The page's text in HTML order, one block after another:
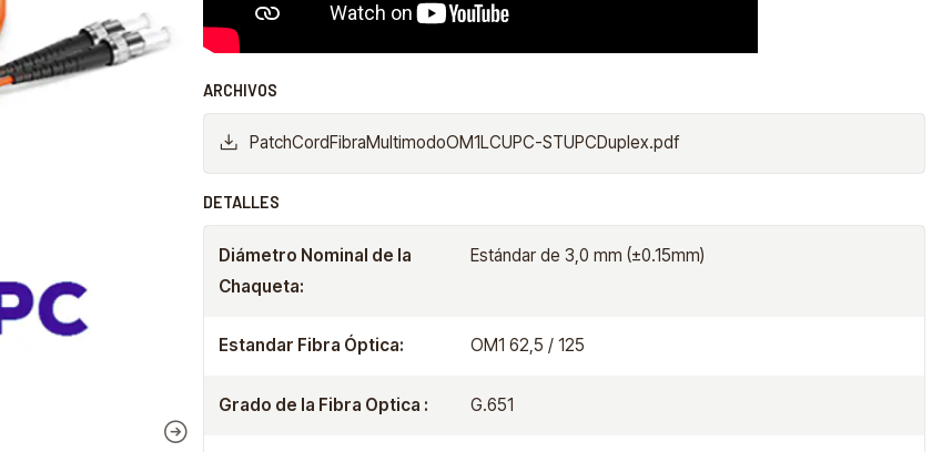
ARCHIVOS
PatchCordFibraMultimodoOM1LCUPC-STUPCDuplex.pdf
DETALLES
Diámetro Nominal de la
Chaqueta:
Estándar de 3,0 mm (±0.15mm)
Estandar Fibra Óptica: OM1 62,5 / 125
Grado de la Fibra Optica : G.651